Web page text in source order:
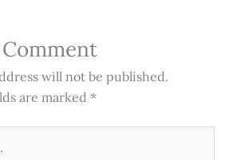
Comment
will not be published.
are marked *